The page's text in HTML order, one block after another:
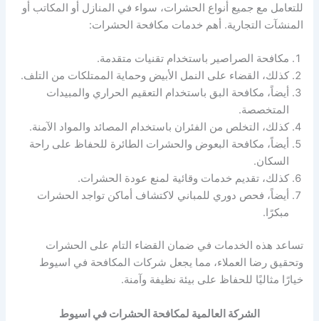
للتعامل مع جميع أنواع الحشرات، سواء في المنازل أو المكاتب أو
المنشآت التجارية. أهم خدمات مكافحة الحشرات:
مكافحة الصراصير باستخدام تقنيات متقدمة.
كذلك، القضاء على النمل الأبيض وحماية الممتلكات من التلف.
أيضاً، مكافحة البق باستخدام التعقيم الحراري والمبيدات
المتخصصة.
كذلك، التخلص من الفئران باستخدام المصائد والمواد الآمنة.
أيضاً، مكافحة البعوض والحشرات الطائرة للحفاظ على راحة
السكان.
كذلك، تقديم خدمات وقائية لمنع عودة الحشرات.
أيضاً، فحص دوري للمباني لاكتشاف أماكن تواجد الحشرات
مبكرًا.
تساعد هذه الخدمات في ضمان القضاء التام على الحشرات
وتحقيق رضا العملاء، مما يجعل شركات المكافحة في اسيوط
خيارًا مثاليًا للحفاظ على بيئة نظيفة وآمنة.
الشركة العالمية لمكافحة الحشرات في اسيوط